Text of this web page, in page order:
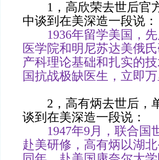
1，高欣荣去世后官方
中谈到在美深造一段说：
1936年留学美国，先
医学院和明尼苏达美俄
产科理论基础和扎实的
国抗战极缺医生，立即
2，高有炳去世后，单
谈到在美深造一段说：
1947年9月，联合国
赴美研修，高有炳以湖